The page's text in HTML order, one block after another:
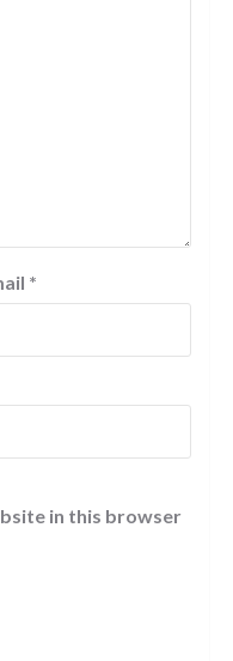
*
in this browser